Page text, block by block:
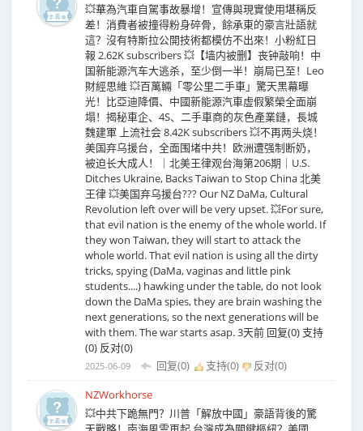
💥華為汽車自駕事故暴增！宣傳與現實使用堪稱反
差！消費者被撞得粉身碎骨，餘承東的豪言壯語就
這？沒有特斯拉公開技術都模仿不出來！小粉紅日
報 2.62K subscribers 💥【墙内被删】丧钟敲响！中
国新能源汽车大逃杀，至少倒一半！崩局已至！Leo
財經思維 💥百萬輛「零公里二手車」驚天黑幕曝
光！比亞迪降價、中國新能源汽車虛假繁榮全面崩
塌！揭秘車企、4S、二手車商的灰色產業鏈，長城
魏建軍 上流社会 8.42K subscribers 💥不再两头烧！
美国弃乌援台，全面围堵中共！欧洲遭强制断奶，
被迫长大成人！｜北美王律观台海第206期｜U.S.
Ditches Ukraine, Backs Taiwan to Stop China 北美
王律 💥美国弃乌援台??? Our NZ DaMa, Cultural
Revolution left over will be very upset. 💥For sure,
that evil nation is the enemy of the whole world. If
they won Taiwan, they will start to attack the
whole world. That evil nation is using all the dirty
tricks, spying (DaMa, vaginas and little pink
students....) hawking under the table, do not look
down the DaMa spies, they are brain washing the
next generations, so the next generations will be
with them. The war starts asap. 3天前 回复(0) 支持
(0) 反对(0)
2025-06-09 回复(0) 支持(0) 反对(0)
NZWorkhorse
💥中共下跪無門？川普「解放中國」豪語背後的驚